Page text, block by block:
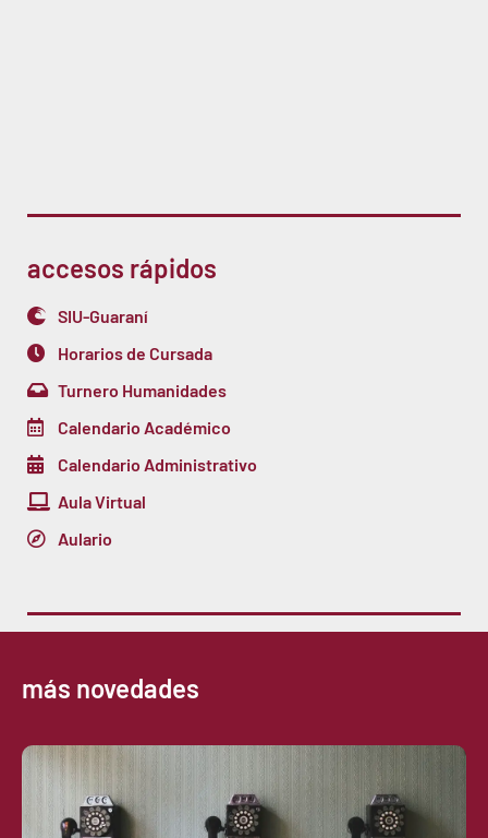
accesos rápidos
SIU-Guaraní
Horarios de Cursada
Turnero Humanidades
Calendario Académico
Calendario Administrativo
Aula Virtual
Aulario
más novedades